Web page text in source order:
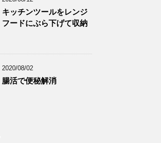
キッチンツールをレンジ
フードにぶら下げて収納
2020/08/02
腸活で便秘解消